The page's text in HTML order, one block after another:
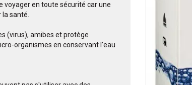
voyager en toute sécurité car une
la santé.
(virus), amibes et protège
organismes en conservant l’eau